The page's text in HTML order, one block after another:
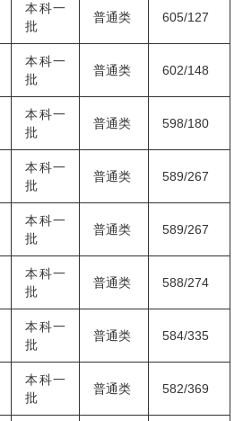
本科一
批
普通类 605/127
本科一
批
普通类 602/148
本科一
批
普通类 598/180
本科一
批
普通类 589/267
本科一
批
普通类 589/267
本科一
批
普通类 588/274
本科一
批
普通类 584/335
本科一
批
普通类 582/369